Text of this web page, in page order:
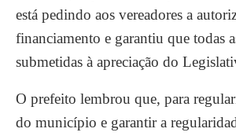
está pedindo aos vereadores a
financiamento e garantiu que todas
submetidas à apreciação do
O prefeito lembrou que, para
do município e garantir a